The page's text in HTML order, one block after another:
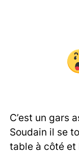
C’est un gars
Soudain il se
table à côté et